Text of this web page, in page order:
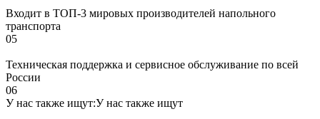
Входит в ТОП-3 мировых производителей напольного
транспорта
05
Техническая поддержка и сервисное обслуживание по всей
России
06
У нас также ищут:У нас также ищут